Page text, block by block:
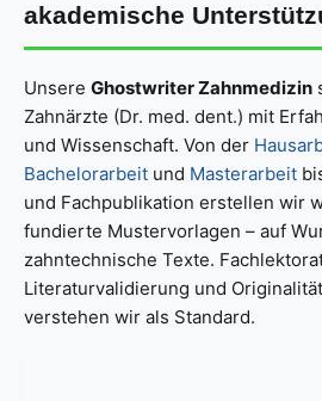
akademische
Unsere Ghostwriter Zahnmedizin
Zahnärzte (Dr. med. dent.) mit
und Wissenschaft. Von der
Bachelorarbeit und Masterarbeit
und Fachpublikation erstellen wir
fundierte Mustervorlagen – auf
zahntechnische Texte.
Literaturvalidierung und
verstehen wir als Standard.